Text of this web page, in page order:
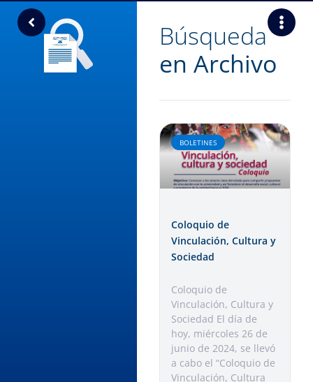
Búsqueda
en Archivo
BOLETINES
Coloquio de
Vinculación, Cultura y
Sociedad
Coloquio de
Vinculación, Cultura y
Sociedad El día de
hoy, miércoles 26 de
junio de 2024, se llevó
a cabo el “Coloquio de
Vinculación, Cultura